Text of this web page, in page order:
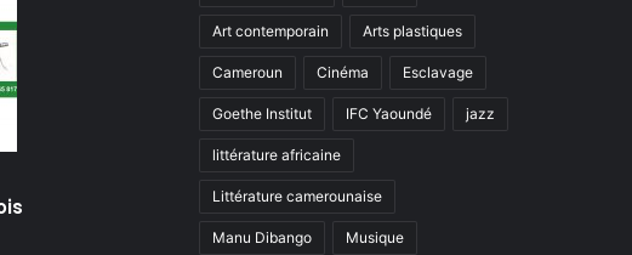
Art contemporain Arts plastiques
Cameroun Cinéma Esclavage
Goethe Institut IFC Yaoundé jazz
littérature africaine
Littérature camerounaise
Manu Dibango Musique